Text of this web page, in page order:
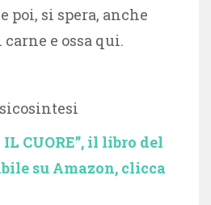
poi, si spera, anche
e ossa qui.
CUORE”, il libro del
su Amazon, clicca